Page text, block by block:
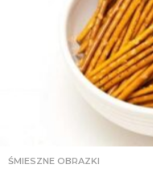
ŚMIESZNE OBRAZKI